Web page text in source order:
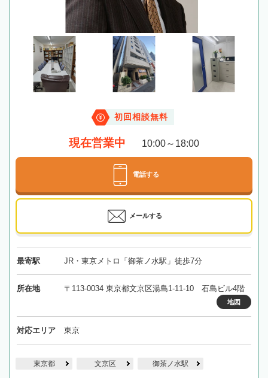
初回相談無料
現在営業中 10:00～18:00
電話する
メールする
最寄駅 JR・東京メトロ「御茶ノ水駅」徒歩7分
所在地 〒113-0034 東京都文京区湯島1-11-10 石島ビル4階
地図
対応エリア 東京
東京都 文京区 御茶ノ水駅